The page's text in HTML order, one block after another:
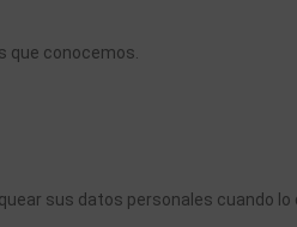
que conocemos.
sus datos personales cuando lo